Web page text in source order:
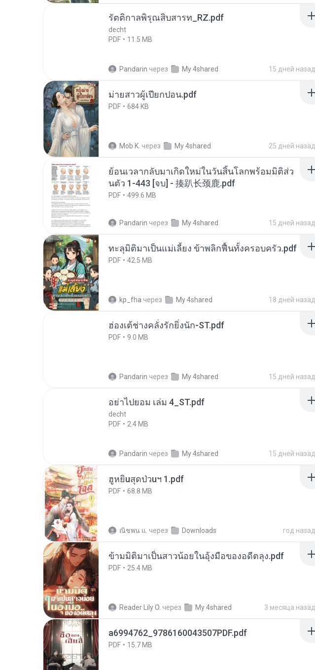
รัตติกาลพิรุณสิบสารท_RZ.pdf
decht
PDF
11.5 MB
Pandarin через My 4shared 15 дней назад
ม่ายสาวผู้เปียกปอน.pdf
PDF 684 KB
Mob K. через My 4shared 25 дней назад
ย้อนเวลากลับมาเกิดใหม่ในวันสิ้นโลกพร้อมมิติส่ว
นตัว 1-443 [จบ] - 揍趴长颈鹿.pdf
PDF 499.6 MB
Pandarin через My 4shared 15 дней назад
ทะลุมิติมาเป็นแม่เลี้ยง ข้าพลิกฟื้นทั้งครอบครัว.pdf
PDF 42.5 MB
kp_fha через My 4shared 18 дней назад
ฮ่องเต้ช่างคลั่งรักยิ่งนัก-ST.pdf
PDF 9.0 MB
Pandarin через My 4shared 15 дней назад
อย่าไปยอม เล่ม 4_ST.pdf
decht
PDF
2.4 MB
Pandarin через My 4shared 15 дней назад
ฮูหยิuสุดป่วuฯ 1.pdf
PDF 68.8 MB
ณิชพน แ. через Downloads год назад
ข้ามมิติมาเป็นสาวน้อยในอุ้งมือของอดีตลุง.pdf
PDF 25.4 MB
Reader Lily O. через My 4shared 3 месяца назад
a6994762_9786160043507PDF.pdf
PDF 15.7 MB